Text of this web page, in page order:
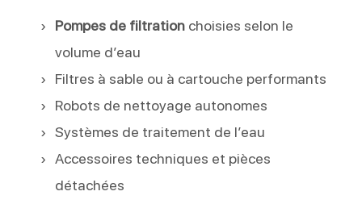
Pompes de filtrationchoisies selon le
volume d’eau
Filtres à sable ou à cartouche performants
Robots de nettoyage autonomes
Systèmes de traitement de l’eau
Accessoires techniques et pièces
détachées